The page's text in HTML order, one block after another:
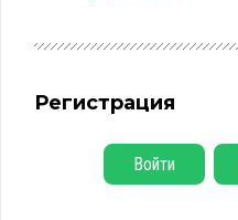
Регистрация
Войти